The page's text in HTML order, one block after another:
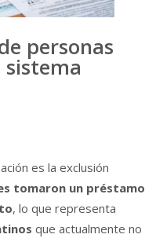
personas
es la exclusión
tomaron un préstamo
, lo que representa
que actualmente no